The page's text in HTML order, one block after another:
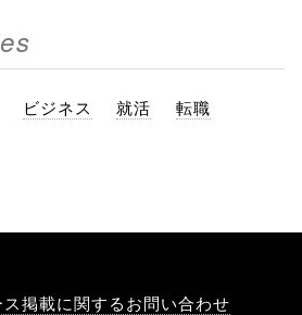
ビジネス 就活 転職
掲載に関するお問い合わせ